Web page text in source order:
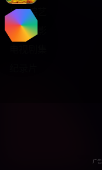
日韩综艺
热门电影